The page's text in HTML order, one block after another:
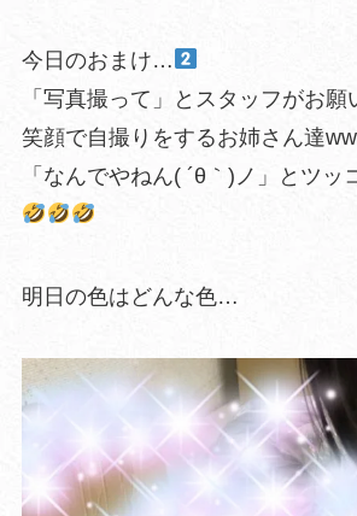
今日のおまけ…
「写真撮って」とスタッフがお願
笑顔で自撮りをするお姉さん達
「なんでやねん( ´θ｀)ノ」とツッ
明日の色はどんな色…